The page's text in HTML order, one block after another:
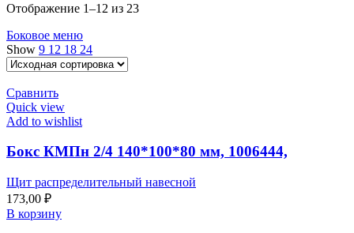
Отображение 1–12 из 23
Боковое меню
Show 9 12 18 24
Сравнить
Quick view
Add to wishlist
Бокс КМПн 2/4 140*100*80 мм, 1006444,
Щит распределительный навесной
173,00 ₽
В корзину